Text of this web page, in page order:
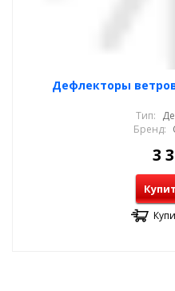
Дефлекторы
Тип:
Бренд:
3